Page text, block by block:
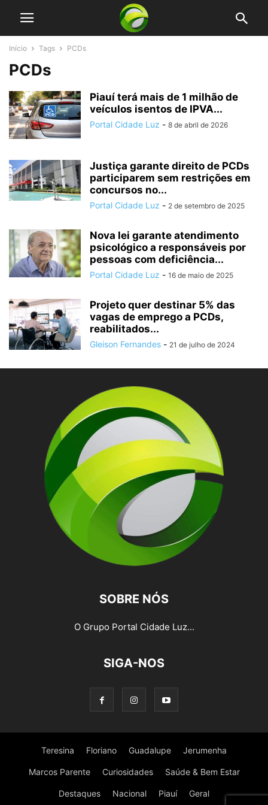
Início Tags PCDs
PCDs
Piauí terá mais de 1 milhão de
veículos isentos de IPVA...
Portal Cidade Luz - 8 de abril de 2026
Justiça garante direito de PCDs
participarem sem restrições em
concursos no...
Portal Cidade Luz - 2 de setembro de 2025
Nova lei garante atendimento
psicológico a responsáveis por
pessoas com deficiência...
Portal Cidade Luz - 16 de maio de 2025
Projeto quer destinar 5% das
vagas de emprego a PCDs,
reabilitados...
Gleison Fernandes - 21 de julho de 2024
SOBRE NÓS
O Grupo Portal Cidade Luz...
SIGA-NOS
Teresina Floriano Guadalupe Jerumenha
Marcos Parente Curiosidades Saúde & Bem Estar
Destaques Nacional Piauí Geral